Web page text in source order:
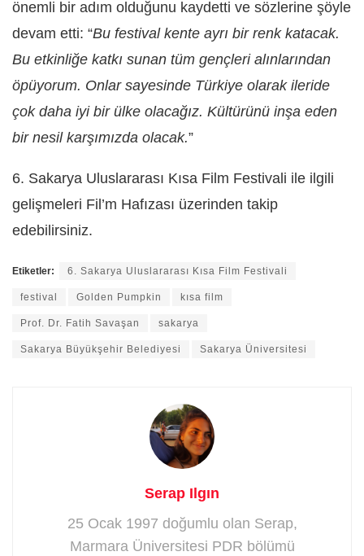
önemli bir adım olduğunu kaydetti ve sözlerine şöyle
devam etti: “Bu festival kente ayrı bir renk katacak.
Bu etkinliğe katkı sunan tüm gençleri alınlarından
öpüyorum. Onlar sayesinde Türkiye olarak ileride
çok daha iyi bir ülke olacağız. Kültürünü inşa eden
bir nesil karşımızda olacak.”
6. Sakarya Uluslararası Kısa Film Festivali ile ilgili
gelişmeleri Fil’m Hafızası üzerinden takip
edebilirsiniz.
Etiketler: 6. Sakarya Uluslararası Kısa Film Festivali
festival Golden Pumpkin kısa film
Prof. Dr. Fatih Savaşan sakarya
Sakarya Büyükşehir Belediyesi Sakarya Üniversitesi
Serap Ilgın
25 Ocak 1997 doğumlu olan Serap,
Marmara Üniversitesi PDR bölümü